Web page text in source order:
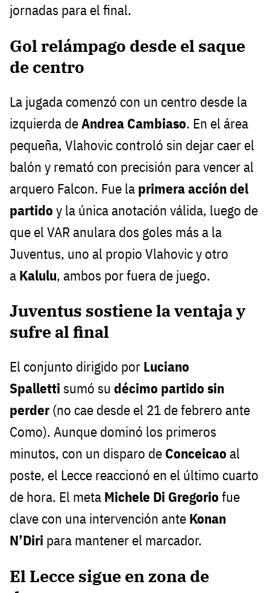
jornadas para el final.
Gol relámpago desde el saque
de centro
La jugada comenzó con un centro desde la
izquierda deAndrea Cambiaso. En el área
pequeña, Vlahovic controló sin dejar caer el
balón y remató con precisión para vencer al
arquero Falcon. Fue la primera acción del
partido y la única anotación válida, luego de
que el VAR anulara dos goles más a la
Juventus, uno al propio Vlahovic y otro
a Kalulu, ambos por fuera de juego.
Juventus sostiene la ventaja y
sufre al final
El conjunto dirigido por Luciano
Spalletti sumó su décimo partido sin
perder (no cae desde el 21 de febrero ante
Como). Aunque dominó los primeros
minutos, con un disparo de Conceicao al
poste, el Lecce reaccionó en el último cuarto
de hora. El meta Michele Di Gregorio fue
clave con una intervención ante Konan
N’Diri para mantener el marcador.
El Lecce sigue en zona de